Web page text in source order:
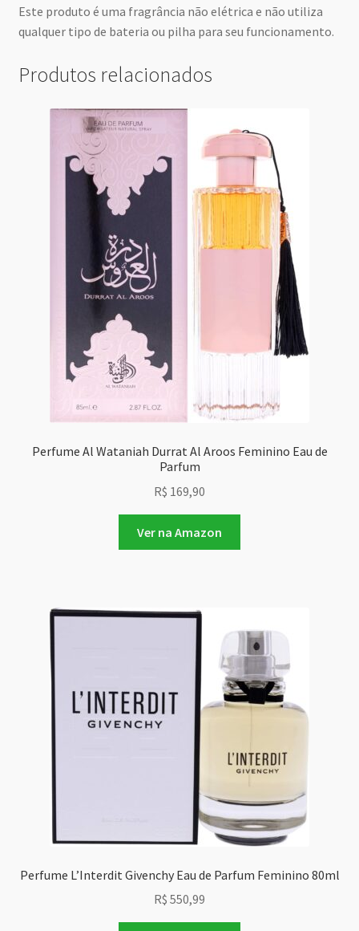
Este produto é uma fragrância não elétrica e não utiliza
qualquer tipo de bateria ou pilha para seu funcionamento.
Produtos relacionados
Perfume Al Wataniah Durrat Al Aroos Feminino Eau de
Parfum
R$ 169,90
Ver na Amazon
Perfume L’Interdit Givenchy Eau de Parfum Feminino 80ml
R$ 550,99